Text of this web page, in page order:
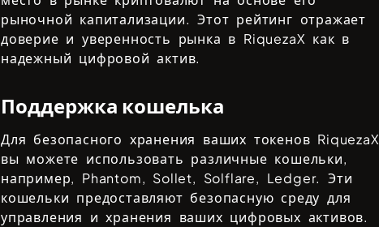
рыночной капитализации. Этот рейтинг отражает
доверие и уверенность рынка в RiquezaX как в
надежный цифровой актив.
Поддержка кошелька
Для безопасного хранения ваших токенов RiquezaX
вы можете использовать различные кошельки,
например, Phantom, Sollet, Solflare, Ledger. Эти
кошельки предоставляют безопасную среду для
управления и хранения ваших цифровых активов.